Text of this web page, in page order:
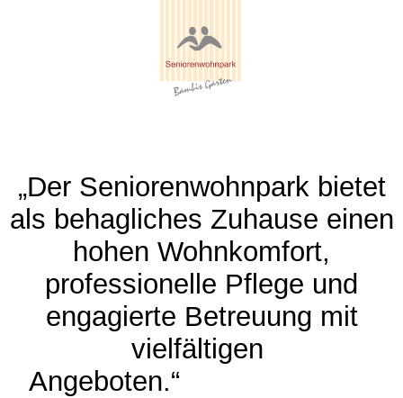
„Der Seniorenwohnpark bietet
als behagliches Zuhause einen
hohen Wohnkomfort,
professionelle Pflege und
engagierte Betreuung mit
vielfältigen
Angeboten.“